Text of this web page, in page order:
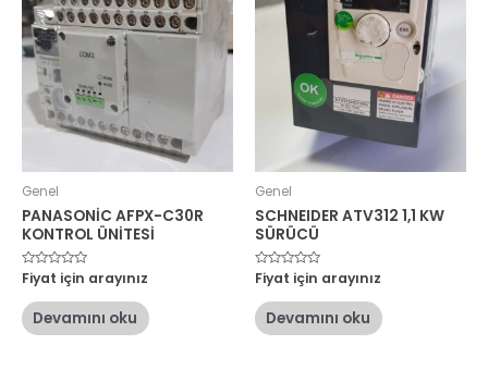
Genel
PANASONİC AFPX-C30R
KONTROL ÜNİTESİ
5
üzerinden
oy
aldı
Fiyat için arayınız
Devamını oku
Genel
SCHNEIDER ATV312 1,1 KW
SÜRÜCÜ
5
üzerinden
oy
aldı
Fiyat için arayınız
Devamını oku